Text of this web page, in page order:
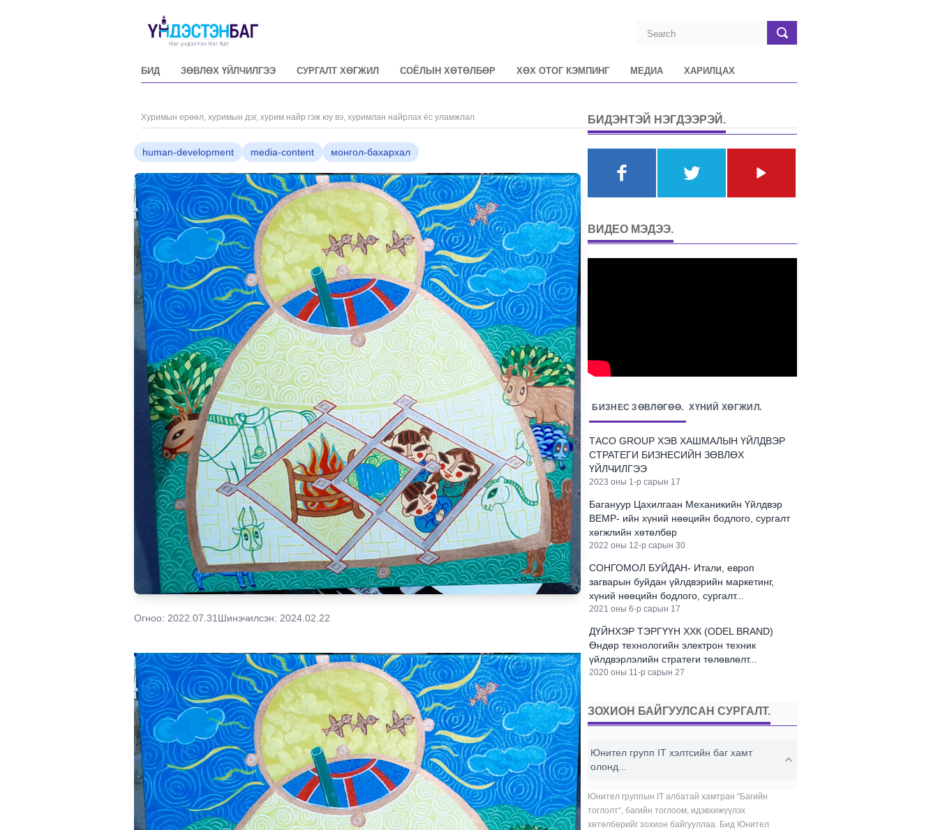
БИД ЗӨВЛӨХ ҮЙЛЧИЛГЭЭ СУРГАЛТ ХӨГЖИЛ СОЁЛЫН ХӨТӨЛБӨР ХӨХ ОТОГ КЭМПИНГ МЕДИА ХАРИЛЦАХ
Хуримын ерөөл, хуримын дэг, хурим найр гэж юу вэ, хуримлан найрлах ёс уламжлал
human-development media-content монгол-бахархал
Огноо: 2022.07.31Шинэчилсэн: 2024.02.22
БИДЭНТЭЙ НЭГДЭЭРЭЙ.
ВИДЕО МЭДЭЭ.
БИЗНЕС ЗӨВЛӨГӨӨ. ХҮНИЙ ХӨГЖИЛ.
ТАСО GROUP ХЭВ ХАШМАЛЫН ҮЙЛДВЭР
СТРАТЕГИ БИЗНЕСИЙН ЗӨВЛӨХ
ҮЙЛЧИЛГЭЭ
2023 оны 1-р сарын 17
Багануур Цахилгаан Механикийн Үйлдвэр
BEMP- ийн хүний нөөцийн бодлого, сургалт
хөгжлийн хөтөлбөр
2022 оны 12-р сарын 30
СОНГОМОЛ БУЙДАН- Итали, европ
загварын буйдан үйлдвэрийн маркетинг,
хүний нөөцийн бодлого, сургалт...
2021 оны 6-р сарын 17
ДҮЙНХЭР ТЭРГҮҮН ХХК (ODEL BRAND)
Өндөр технологийн электрон техник
үйлдвэрлэлийн стратеги төлөвлөлт...
2020 оны 11-р сарын 27
ЗОХИОН БАЙГУУЛСАН СУРГАЛТ.
Юнител групп IT хэлтсийн баг хамт
олонд...
Юнител группын IT албатай хамтран “Багийн
тоглолт“, багийн тоглоом, идэвхижүүлэх
хөтөлбөрийг зохион байгууллаа. Бид Юнител